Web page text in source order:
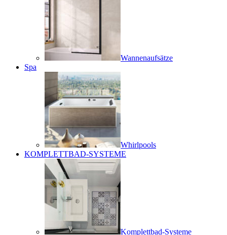
Wannenaufsätze
Spa
Whirlpools
KOMPLETTBAD-SYSTEME
Komplettbad-Systeme